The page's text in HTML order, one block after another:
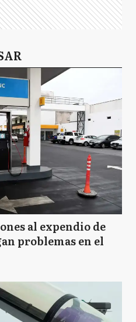
al expendio de
problemas en el